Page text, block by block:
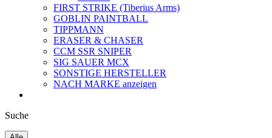
FIRST STRIKE (Tiberius Arms)
GOBLIN PAINTBALL
TIPPMANN
ERASER & CHASER
CCM SSR SNIPER
SIG SAUER MCX
SONSTIGE HERSTELLER
NACH MARKE anzeigen
Suche